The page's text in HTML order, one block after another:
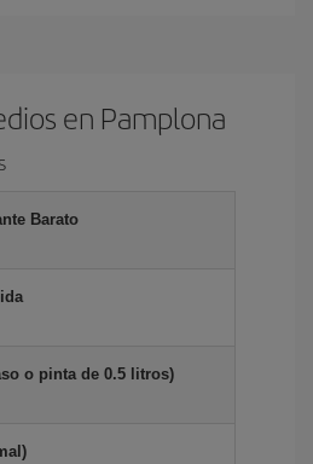
en Pamplona
Barato
o pinta de 0.5 litros)